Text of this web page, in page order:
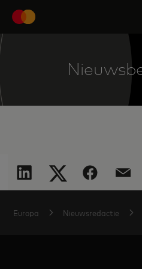
Europa Nieuwsredactie